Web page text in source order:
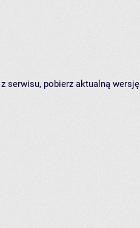
serwisu, pobierz aktualną wersję